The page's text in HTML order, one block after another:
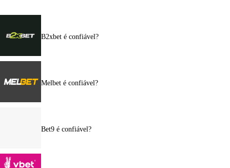
B2xbet é confiável?
Melbet é confiável?
Bet9 é confiável?